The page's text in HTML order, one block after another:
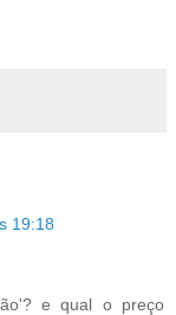
19:18
e qual o preço